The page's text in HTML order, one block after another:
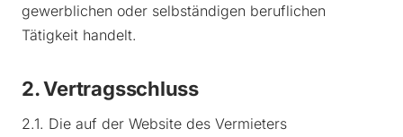
gewerblichen oder selbständigen beruflichen
Tätigkeit handelt.
2. Vertragsschluss
2.1. Die auf der Website des Vermieters